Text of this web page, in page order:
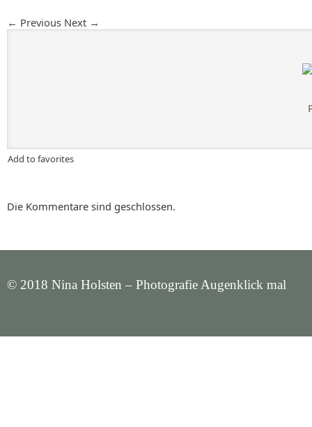
← Previous Next →
Add to favorites
Die Kommentare sind geschlossen.
© 2018 Nina Holsten – Photografie Augenklick mal